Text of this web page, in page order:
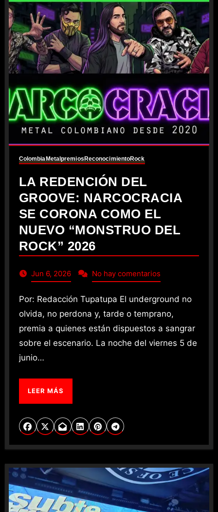
ColombiaMetalpremiosReconocimientoRock
LA REDENCIÓN DEL
GROOVE: NARCOCRACIA
SE CORONA COMO EL
NUEVO “MONSTRUO DEL
ROCK” 2026
Jun 6, 2026 No hay comentarios
Por: Redacción Tupatupa El underground no
olvida, no perdona y, tarde o temprano,
premia a quienes están dispuestos a sangrar
sobre el escenario. La noche del viernes 5 de
junio…
LEER MÁS